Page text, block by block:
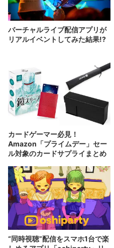
バーチャルライブ配信アプリが
リアルイベントしてみた結果!?
カードゲーマー必見！
Amazon「プライムデー」セー
ル対象のカードサプライまとめ
“同時視聴”配信をスマホ1台で楽